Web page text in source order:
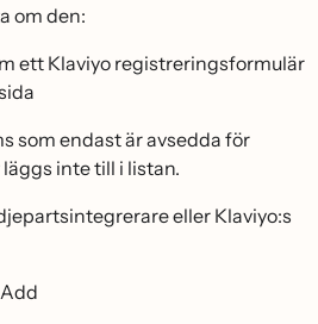
om den:
ett Klaviyo registreringsformulär
som endast är avsedda för
inte till i listan.
eller Klaviyo:s